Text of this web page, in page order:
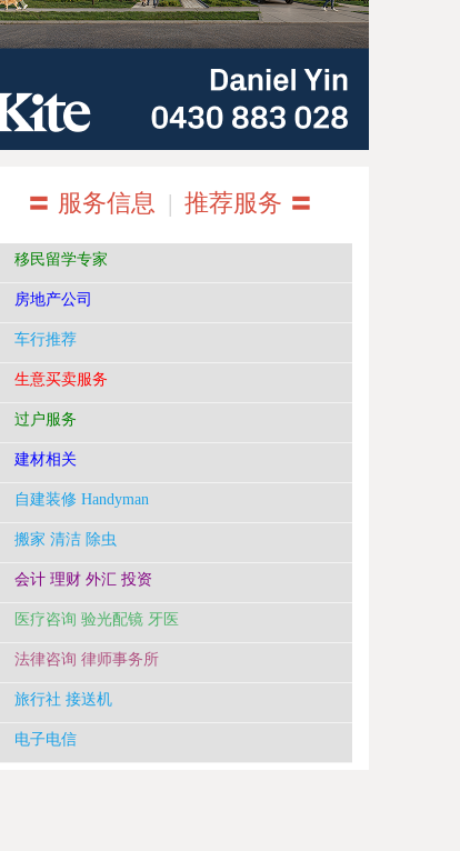
〓 服务信息 | 推荐服务 〓
移民留学专家
房地产公司
车行推荐
生意买卖服务
过户服务
建材相关
自建装修 Handyman
搬家 清洁 除虫
会计 理财 外汇 投资
医疗咨询 验光配镜 牙医
法律咨询 律师事务所
旅行社 接送机
电子电信